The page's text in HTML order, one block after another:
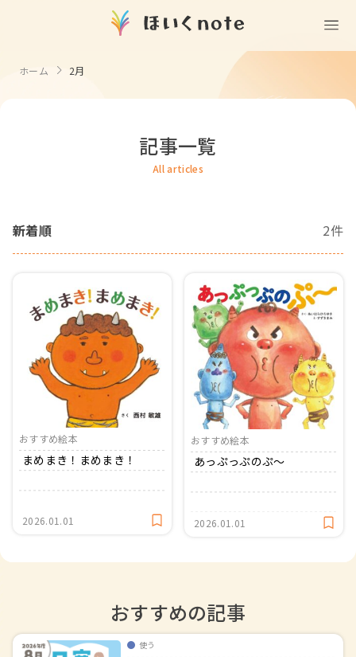
(無料)
自然遊び
隙間時間
伝承遊び
衛生
役立ち
資格・スキルアップ
使う
挿絵
塗り絵
壁紙
おたより文例
月案
年間カリキュラム
園情報
Books
Goods
クリエイター
ホーム 2月
記事一覧
All articles
新着順 2件
おすすめ絵本
まめまき！まめまき！
2026.01.01
おすすめ絵本
あっぷっぷのぷ〜
2026.01.01
おすすめの記事
使う